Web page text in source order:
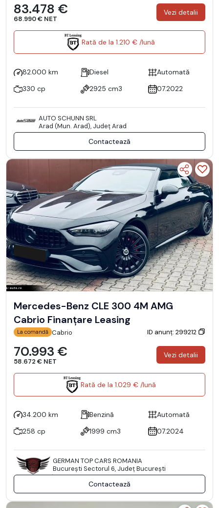
83.478 €
68.990 € NET
Vezi detalii
Rată de la 1.210 € /lună
82.000 km Diesel
Automată
330 cp
2925 cm3 07.2022
AUTO SCHUNN SRL
Arad (Mun. Arad), Județ Arad
Contactează
Mercedes-Benz CLE 300 4M AMG
Cabrio Finanțare Leasing
La comandă Cabrio ID anunț: 299212
70.993 €
58.672 € NET
Vezi detalii
Rată de la 1.029 € /lună
34.200 km Benzină
Automată
258 cp
1999 cm3 07.2024
GERMAN TOP CARS ROMANIA
Bucureşti Sectorul 6, Județ București
Contactează